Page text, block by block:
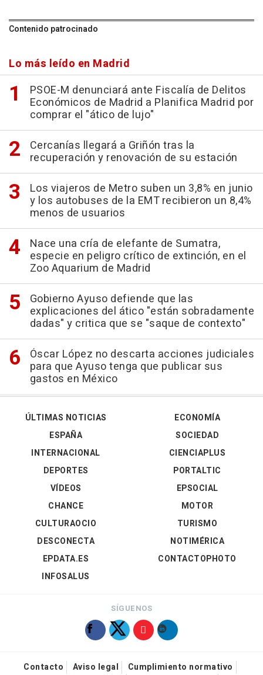
Contenido patrocinado
Lo más leído en Madrid
PSOE-M denunciará ante Fiscalía de Delitos
Económicos de Madrid a Planifica Madrid por
comprar el "ático de lujo"
Cercanías llegará a Griñón tras la
recuperación y renovación de su estación
Los viajeros de Metro suben un 3,8% en junio
y los autobuses de la EMT recibieron un 8,4%
menos de usuarios
Nace una cría de elefante de Sumatra,
especie en peligro crítico de extinción, en el
Zoo Aquarium de Madrid
Gobierno Ayuso defiende que las
explicaciones del ático "están sobradamente
dadas" y critica que se "saque de contexto"
Óscar López no descarta acciones judiciales
para que Ayuso tenga que publicar sus
gastos en México
ÚLTIMAS NOTICIAS
ESPAÑA
INTERNACIONAL
DEPORTES
VÍDEOS
ECONOMÍA
SOCIEDAD
CIENCIAPLUS
PORTALTIC
EPSOCIAL
CHANCE
CULTURAOCIO
DESCONECTA
EPDATA.ES
INFOSALUS
MOTOR
TURISMO
NOTIMÉRICA
CONTACTOPHOTO
SÍGUENOS
Contacto Aviso legal
Cumplimiento normativo